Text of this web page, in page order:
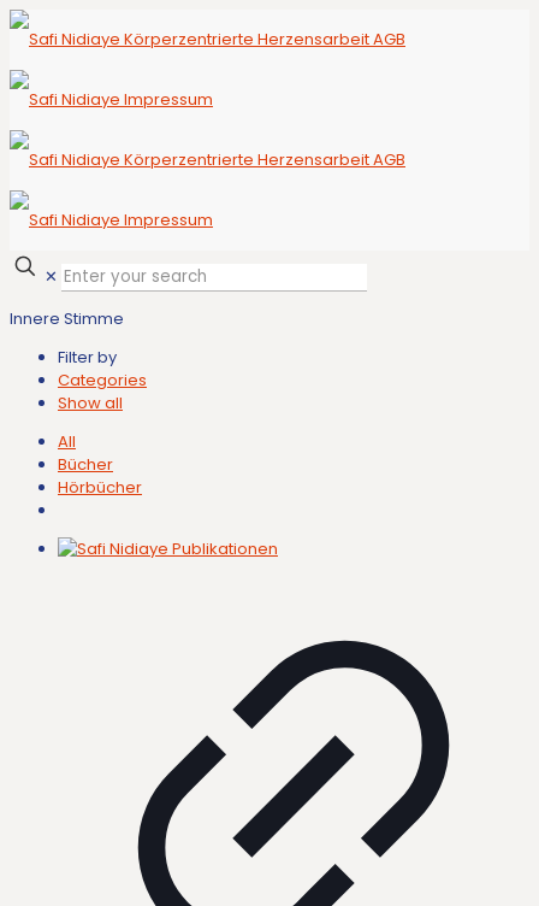
✕
Innere Stimme
Filter by
Categories
Show all
All
Bücher
Hörbücher